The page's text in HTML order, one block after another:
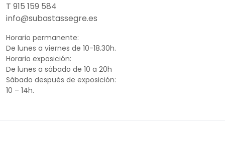
T 915 159 584
info@subastassegre.es
Horario permanente:
De lunes a viernes de 10-18.30h.
Horario exposición:
De lunes a sábado de 10 a 20h
Sábado después de exposición:
10 – 14h.